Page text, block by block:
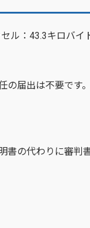
セル：43.3キロバイ
届出は不要です
の代わりに審判